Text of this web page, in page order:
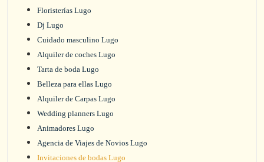
Floristerías Lugo
Dj Lugo
Cuidado masculino Lugo
Alquiler de coches Lugo
Tarta de boda Lugo
Belleza para ellas Lugo
Alquiler de Carpas Lugo
Wedding planners Lugo
Animadores Lugo
Agencia de Viajes de Novios Lugo
Invitaciones de bodas Lugo